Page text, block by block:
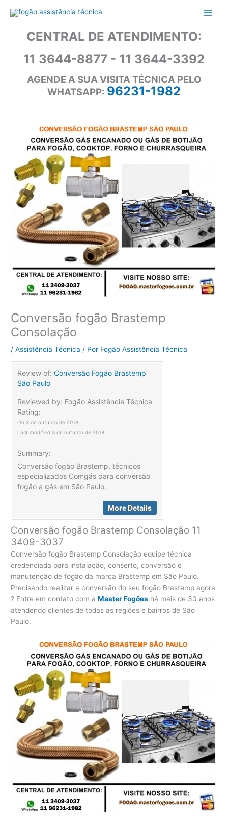
para
conteúdoCENTRAL DE ATENDIMENTO:
11 3644-8877 - 11 3644-3392
AGENDE A SUA VISITA TÉCNICA PELO
WHATSAPP: 96231-1982
Conversão fogão Brastemp
Consolação
/Assistência Técnica / Por Fogão Assistência Técnica
Review of:Conversão Fogão Brastemp
São Paulo
Reviewed by: Fogão Assistência Técnica
Rating:
On 3 de outubro de 2018
Last modified:3 de outubro de 2018
Summary:
Conversão fogão Brastemp, técnicos
especializados Comgás para conversão
fogão a gás em São Paulo.
More Details
Conversão fogão Brastemp Consolação 11
3409-3037
Conversão fogão Brastemp Consolação equipe técnica
credenciada para instalação, conserto, conversão e
manutenção de fogão da marca Brastemp em São Paulo.
Precisando realizar a conversão do seu fogão Brastemp agora
? Entre em contato com aMaster Fogões há mais de 30 anos
atendendo clientes de todas as regiões e bairros de São
Paulo.